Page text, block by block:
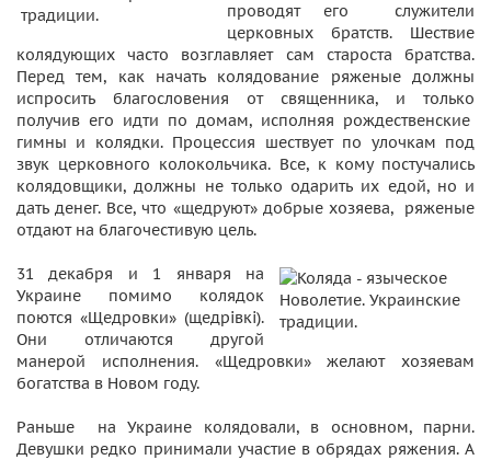
проводят его служители
церковных братств. Шествие
колядующих часто возглавляет сам староста братства.
Перед тем, как начать колядование ряженые должны
испросить благословения от священника, и только
получив его идти по домам, исполняя рождественские
гимны и колядки. Процессия шествует по улочкам под
звук церковного колокольчика. Все, к кому постучались
колядовщики, должны не только одарить их едой, но и
дать денег. Все, что «щедруют» добрые хозяева, ряженые
отдают на благочестивую цель.
31 декабря и 1 января на
Украине помимо колядок
поются «Щедровки» (щедрівкi).
Они отличаются другой
манерой исполнения. «Щедровки» желают хозяевам
богатства в Новом году.
Раньше на Украине колядовали, в основном, парни.
Девушки редко принимали участие в обрядах ряжения. А